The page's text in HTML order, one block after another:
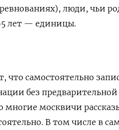
люди, чьи
лет — единицы.
что самостоятельно
без
многие москвичи
В том числе в